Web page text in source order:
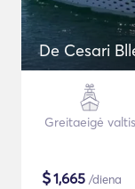
De Cesari
Greitaeigė valtis
$1,665 /diena